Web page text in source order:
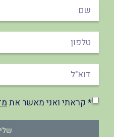
* קראתי ואני מאשר את